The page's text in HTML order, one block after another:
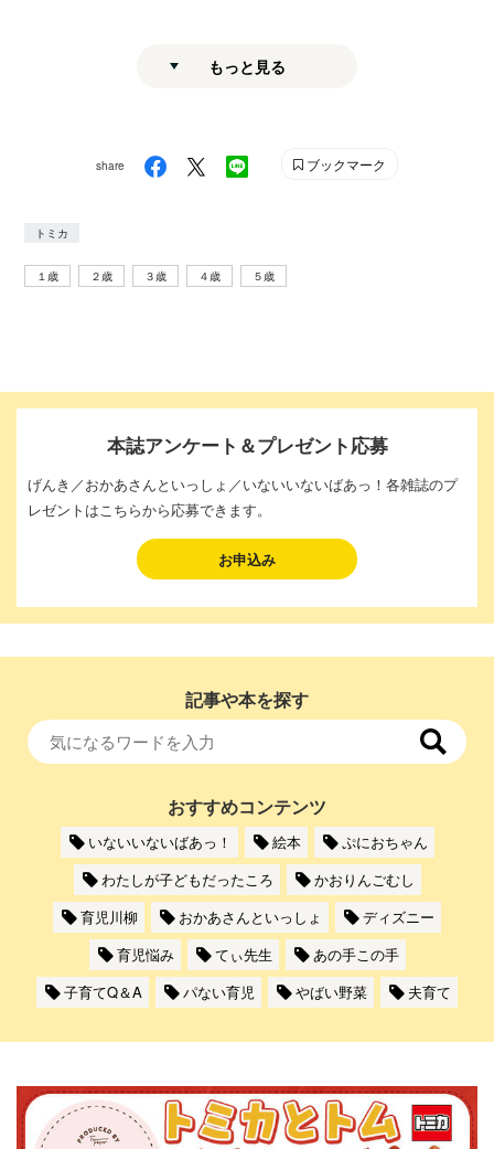
もっと見る
share ブックマーク
トミカ
１歳 ２歳 ３歳 ４歳 ５歳
本誌アンケート＆プレゼント応募
げんき／おかあさんといっしょ／いないいないばあっ！各雑誌のプ
レゼントはこちらから応募できます。
お申込み
記事や本を探す
おすすめコンテンツ
いないいないばあっ！ 絵本
ぷにおちゃん
わたしが子どもだったころ
かおりんごむし
育児川柳
おかあさんといっしょ
ディズニー
育児悩み
てぃ先生
あの手この手
子育てQ＆A
パない育児 やばい野菜 夫育て